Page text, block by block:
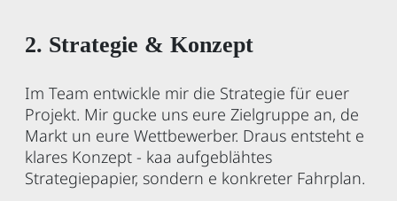
2. Strategie & Konzept
Im Team entwickle mir die Strategie für euer
Projekt. Mir gucke uns eure Zielgruppe an, de
Markt un eure Wettbewerber. Draus entsteht e
klares Konzept - kaa aufgeblähtes
Strategiepapier, sondern e konkreter Fahrplan.